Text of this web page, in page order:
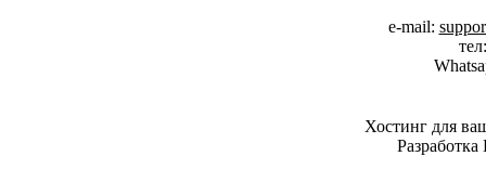
e-mail:
Хостинг для